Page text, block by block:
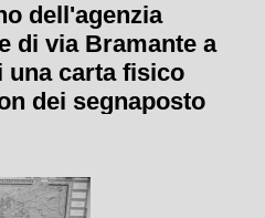
dell'agenzia
di via Bramante a
una carta fisico
dei segnaposto